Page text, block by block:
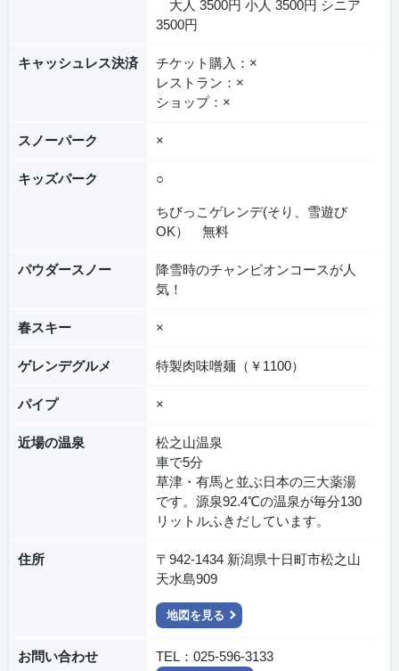
大人 3500円 小人 3500円 シニア
3500円
キャッシュレス決済
チケット購入：×
レストラン：×
ショップ：×
スノーパーク ×
キッズパーク ○
ちびっこゲレンデ(そり、雪遊び
OK） 無料
パウダースノー
降雪時のチャンピオンコースが人
気！
春スキー ×
ゲレンデグルメ 特製肉味噌麺（￥1100）
パイプ ×
近場の温泉
松之山温泉
車で5分
草津・有馬と並ぶ日本の三大薬湯
です。源泉92.4℃の温泉が毎分130
リットルふきだしています。
住所
〒942-1434 新潟県十日町市松之山
天水島909
地図を見る
お問い合わせ TEL：025-596-3133